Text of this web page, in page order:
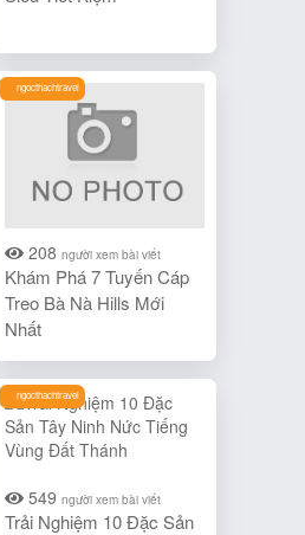
ngocthachtravel
208 người xem bài viết
Khám Phá 7 Tuyến Cáp
Treo Bà Nà Hills Mới
Nhất
ngocthachtravel
549 người xem bài viết
Trải Nghiệm 10 Đặc Sản